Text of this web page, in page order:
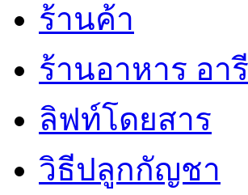
ร้านค้า
ร้านอาหาร อา
ลิฟท์โดยสาร
วิธีปลูกกัญชา